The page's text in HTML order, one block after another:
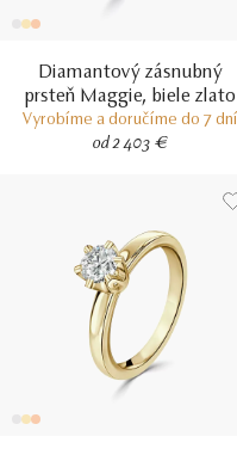
Diamantový zásnubný
prsteň Maggie, biele zlato
Vyrobíme a doručíme do 7 dní
od 2 403 €